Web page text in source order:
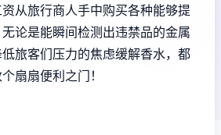
从旅行商人手中购买各种能够提
论是能瞬间检测出违禁品的金属
旅客们压力的焦虑缓解香水，都
扇扇便利之门！